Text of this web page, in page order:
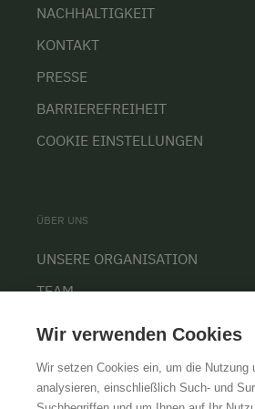
NACHHALTIGKEIT
KONTAKT
PRESSE
BARRIEREFREIHEIT
COOKIE EINSTELLUNGEN
ÜBER UNS
UNSERE ORGANISATION
TEAM
Wir verwenden Cookies
Wir setzen Cookies ein, um die Nutzung
analysieren, einschließlich Such- und